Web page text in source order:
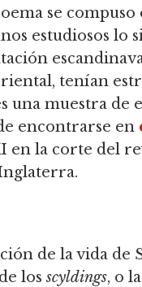
se
estudiosos lo
tenían
muestra de
encontrarse en
en la corte del
de la vida de
losscyldings, o